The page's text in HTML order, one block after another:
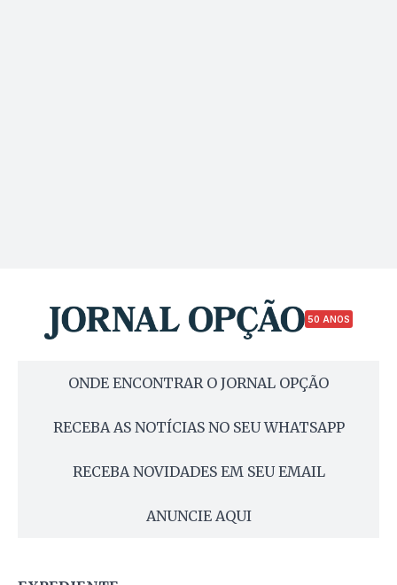
50 ANOS
ONDE ENCONTRAR O JORNAL OPÇÃO
RECEBA AS NOTÍCIAS NO SEU WHATSAPP
RECEBA NOVIDADES EM SEU EMAIL
ANUNCIE AQUI